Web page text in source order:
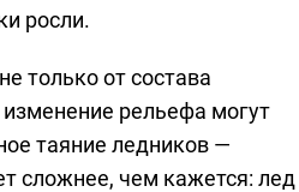
росли.
только от состава
рельефа могут
таяние ледников —
сложнее, чем кажется: лед